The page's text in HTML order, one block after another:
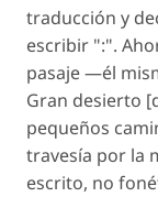
traducción y
escribir ":".
pasaje —él
Gran desierto
pequeños
travesía por la
escrito, no